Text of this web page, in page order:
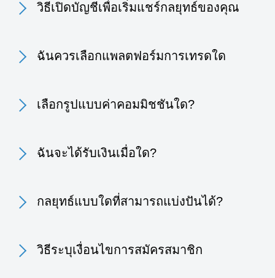
วิธีเปิดบัญชีเพื่อเริ่มแชร์กลยุทธ์ของคุณ
ฉันควรเลือกแพลตฟอร์มการเทรดใด
เลือกรูปแบบค่าคอมมิชชันใด?
ฉันจะได้รับเงินเมื่อใด?
กลยุทธ์แบบใดที่สามารถแบ่งปันได้?
วิธีระบุเงื่อนไขการสมัครสมาชิก